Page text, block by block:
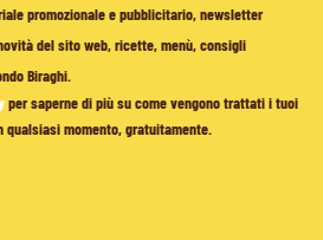
promozionale e pubblicitario, newsletter
del sito web, ricette, menù, consigli
Biraghi.
per saperne di più su come vengono trattati i tuoi
momento, gratuitamente.